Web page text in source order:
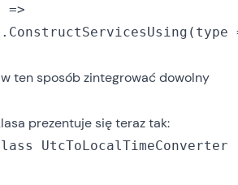
ten sposób zintegrować dowolny
prezentuje się teraz tak: